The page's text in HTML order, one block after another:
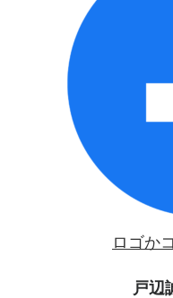
ロゴか
戸辺